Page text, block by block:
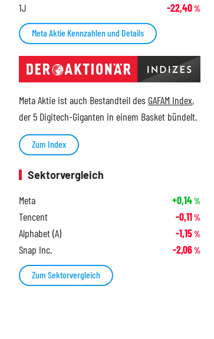
1J -22,40%
Meta Aktie Kennzahlen und Details
Meta Aktie ist auch Bestandteil des GAFAM Index,
der 5 Digitech-Giganten in einem Basket bündelt.
Zum Index
Sektorvergleich
Meta
+0,14%
Tencent -0,11%
Alphabet (A) -1,15%
Snap Inc. -2,06%
Zum Sektorvergleich